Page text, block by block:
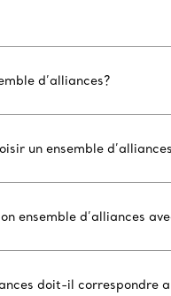
d’alliances?
un ensemble
ensemble d’alliances
doit-il correspondre